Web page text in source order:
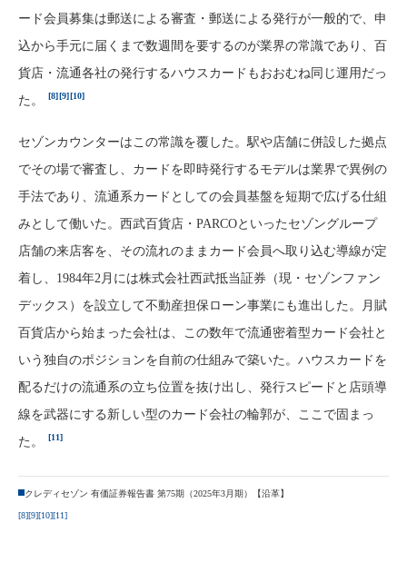
ード会員募集は郵送による審査・郵送による発行が一般的で、申
込から手元に届くまで数週間を要するのが業界の常識であり、百
貨店・流通各社の発行するハウスカードもおおむね同じ運用だっ
た。
[8] [9] [10]
セゾンカウンターはこの常識を覆した。駅や店舗に併設した拠点
でその場で審査し、カードを即時発行するモデルは業界で異例の
手法であり、流通系カードとしての会員基盤を短期で広げる仕組
みとして働いた。西武百貨店・PARCOといったセゾングループ
店舗の来店客を、その流れのままカード会員へ取り込む導線が定
着し、1984年2月には株式会社西武抵当証券（現・セゾンファン
デックス）を設立して不動産担保ローン事業にも進出した。月賦
百貨店から始まった会社は、この数年で流通密着型カード会社と
いう独自のポジションを自前の仕組みで築いた。ハウスカードを
配るだけの流通系の立ち位置を抜け出し、発行スピードと店頭導
線を武器にする新しい型のカード会社の輪郭が、ここで固まっ
た。
[11]
クレディセゾン 有価証券報告書 第75期（2025年3月期）【沿革】
[8][9][10][11]